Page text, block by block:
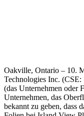
Oakville, Ontario – 10.
Technologies Inc.
(das Unternehmen oder
Unternehmen, das
bekannt zu geben, dass